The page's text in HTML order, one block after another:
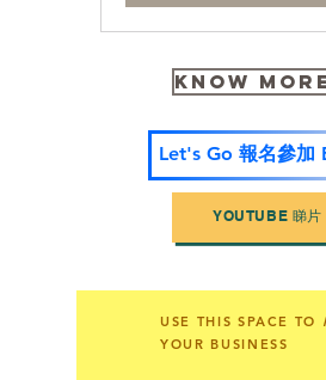
KNOW MORE
Let's Go 報名參加
YOUTUBE 睇片
USE THIS SPACE TO
YOUR BUSINESS